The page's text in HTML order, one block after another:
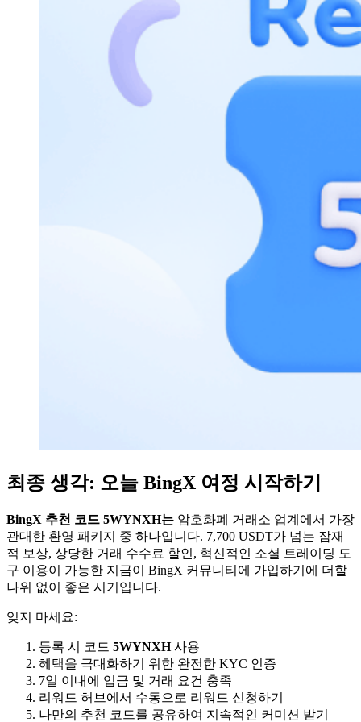
최종 생각: 오늘 BingX 여정 시작하기
BingX 추천 코드 5WYNXH는 암호화폐 거래소 업계에서 가장
관대한 환영 패키지 중 하나입니다. 7,700 USDT가 넘는 잠재
적 보상, 상당한 거래 수수료 할인, 혁신적인 소셜 트레이딩 도
구 이용이 가능한 지금이 BingX 커뮤니티에 가입하기에 더할
나위 없이 좋은 시기입니다.
잊지 마세요:
등록 시 코드 5WYNXH사용
혜택을 극대화하기 위한 완전한 KYC 인증
7일 이내에 입금 및 거래 요건 충족
리워드 허브에서 수동으로 리워드 신청하기
나만의 추천 코드를 공유하여 지속적인 커미션 받기